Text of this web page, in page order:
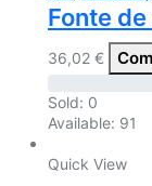
Fonte
36,02 €
Sold: 0
Available: 91
Quick View